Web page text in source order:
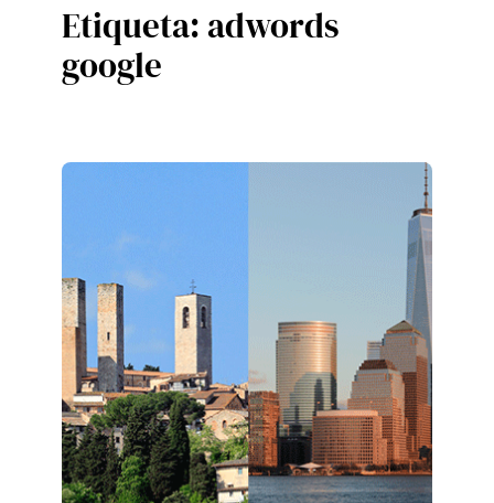
Etiqueta: adwords
google